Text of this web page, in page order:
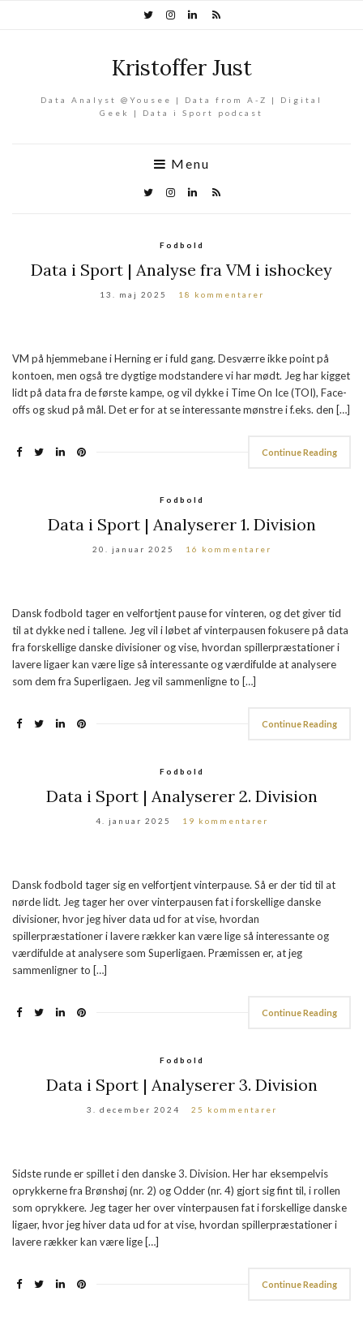
Kristoffer Just
Data Analyst @Yousee | Data from A-Z | Digital
Geek | Data i Sport podcast
Menu
Fodbold
Data i Sport | Analyse fra VM i ishockey
13. maj 2025 18 kommentarer
VM på hjemmebane i Herning er i fuld gang. Desværre ikke point på
kontoen, men også tre dygtige modstandere vi har mødt. Jeg har kigget
lidt på data fra de første kampe, og vil dykke i Time On Ice (TOI), Face-
offs og skud på mål. Det er for at se interessante mønstre i f.eks. den […]
Continue Reading
Fodbold
Data i Sport | Analyserer 1. Division
20. januar 2025 16 kommentarer
Dansk fodbold tager en velfortjent pause for vinteren, og det giver tid
til at dykke ned i tallene. Jeg vil i løbet af vinterpausen fokusere på data
fra forskellige danske divisioner og vise, hvordan spillerpræstationer i
lavere ligaer kan være lige så interessante og værdifulde at analysere
som dem fra Superligaen. Jeg vil sammenligne to […]
Continue Reading
Fodbold
Data i Sport | Analyserer 2. Division
4. januar 2025 19 kommentarer
Dansk fodbold tager sig en velfortjent vinterpause. Så er der tid til at
nørde lidt. Jeg tager her over vinterpausen fat i forskellige danske
divisioner, hvor jeg hiver data ud for at vise, hvordan
spillerpræstationer i lavere rækker kan være lige så interessante og
værdifulde at analysere som Superligaen. Præmissen er, at jeg
sammenligner to […]
Continue Reading
Fodbold
Data i Sport | Analyserer 3. Division
3. december 2024 25 kommentarer
Sidste runde er spillet i den danske 3. Division. Her har eksempelvis
oprykkerne fra Brønshøj (nr. 2) og Odder (nr. 4) gjort sig fint til, i rollen
som oprykkere. Jeg tager her over vinterpausen fat i forskellige danske
ligaer, hvor jeg hiver data ud for at vise, hvordan spillerpræstationer i
lavere rækker kan være lige […]
Continue Reading